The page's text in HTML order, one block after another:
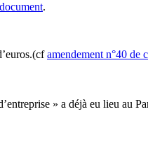
.
amendement n°40 de
» a déjà eu lieu au